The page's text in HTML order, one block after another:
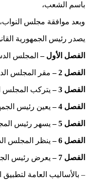
باسم الشعب،
وبعد موافقة مجلس النواب،
يصدر رئيس الجمهورية
الفصل الأول –المجلس
الفصل 2 – مقر المجلس
الفصل 3 – يتركب المجلس
الفصل 4 – يعين رئيس
الفصل 5 – يسهر رئيس
الفصل 6 – ينظر المجلس
الفصل 7 – يعرض رئيس
– بالأساليب العامة لتطبيق